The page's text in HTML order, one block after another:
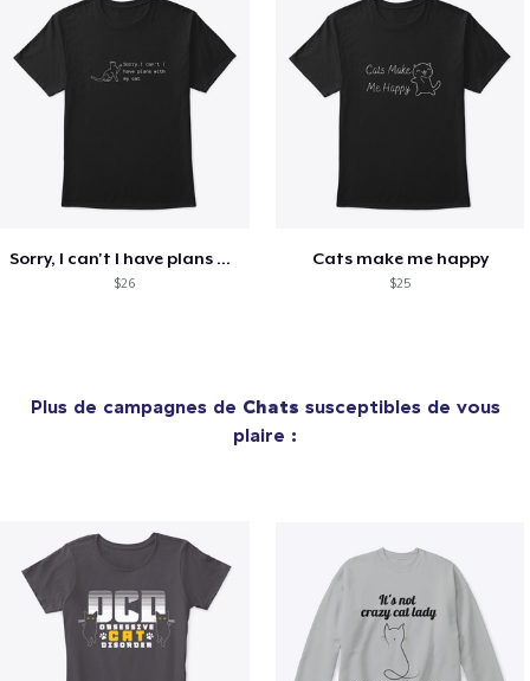
Sorry, I can't I have plans with my Cat
$26
Cats make me happy
$25
Plus de campagnes de Chats susceptibles de vous
plaire :